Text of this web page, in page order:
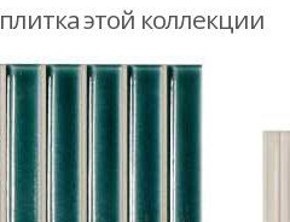
этой коллекции